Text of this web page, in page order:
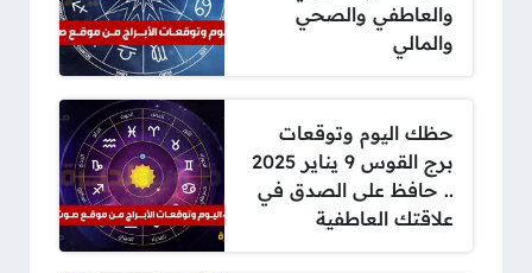
والعاطفي والصحي
والمالي
حظك اليوم وتوقعات
برج القوس 9 يناير 2025
.. حافظ على الصدق في
علاقتك العاطفية